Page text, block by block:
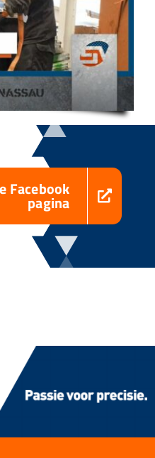
Facebook
pagina